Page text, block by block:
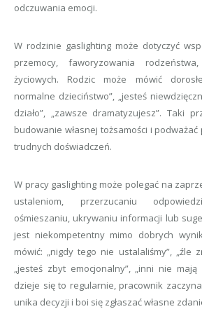
odczuwania emocji.
W rodzinie gaslighting może dotyczyć
przemocy, faworyzowania
życiowych. Rodzic może mówić
normalne dzieciństwo”, „jesteś
działo”, „zawsze dramatyzujesz”. Taki
budowanie własnej tożsamości i
trudnych doświadczeń.
W pracy gaslighting może polegać na
ustaleniom, przerzucaniu
ośmieszaniu, ukrywaniu informacji lub
jest niekompetentny mimo dobrych
mówić: „nigdy tego nie ustalaliśmy”, „źle
„jesteś zbyt emocjonalny”, „inni nie mają
dzieje się to regularnie, pracownik
unika decyzji i boi się zgłaszać własne